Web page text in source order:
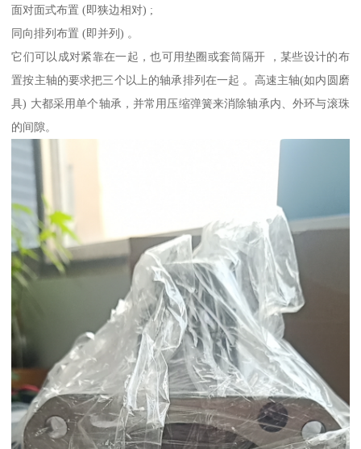
面对面式布置 (即狭边相对) ;
同向排列布置 (即并列) 。
它们可以成对紧靠在一起，也可用垫圈或套筒隔开 ，某些设计的布
置按主轴的要求把三个以上的轴承排列在一起 。高速主轴(如内圆磨
具) 大都采用单个轴承，并常用压缩弹簧来消除轴承内、外环与滚珠
的间隙。